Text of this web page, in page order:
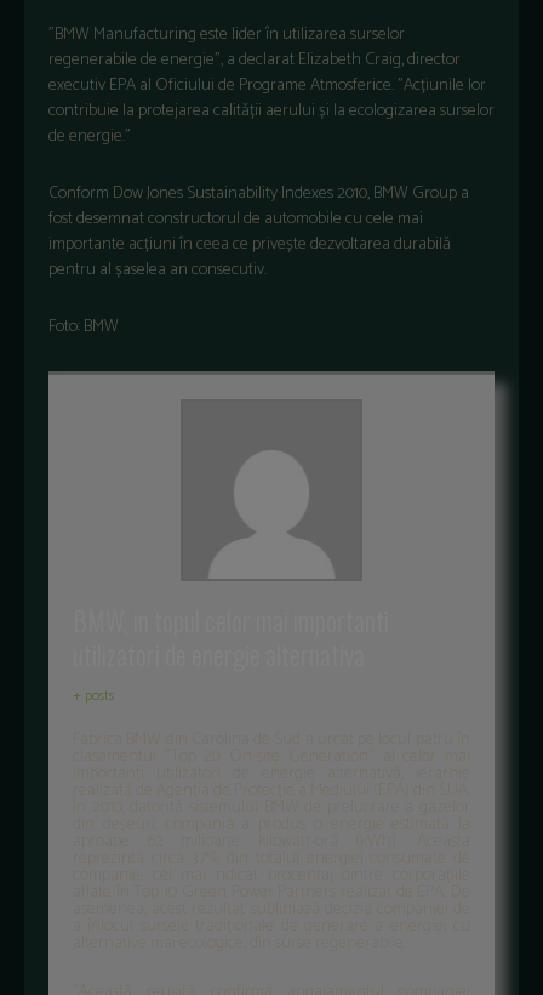
"BMW Manufacturing este lider în utilizarea surselor
regenerabile de energie", a declarat Elizabeth Craig, director
executiv EPA al Oficiului de Programe Atmosferice. "Acțiunile lor
contribuie la protejarea calității aerului și la ecologizarea surselor
de energie."
Conform Dow Jones Sustainability Indexes 2010, BMW Group a
fost desemnat constructorul de automobile cu cele mai
importante acțiuni în ceea ce privește dezvoltarea durabilă
pentru al șaselea an consecutiv.
Foto: BMW
+ posts